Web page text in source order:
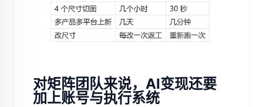
对矩阵团队来说，AI变现还要
加上账号与执行系统